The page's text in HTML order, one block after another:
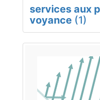
services aux
voyance (1)